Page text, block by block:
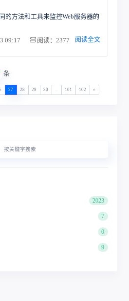
的方法和工具来监控Web服务器的
09:17
阅读：2377 阅读全文
条
27 28 29 30 101 102 »
2023
7
0
9